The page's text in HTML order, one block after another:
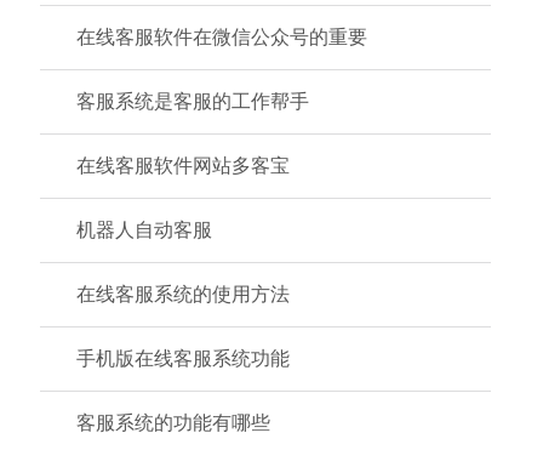
在线客服软件在微信公众号的重要
客服系统是客服的工作帮手
在线客服软件网站多客宝
机器人自动客服
在线客服系统的使用方法
手机版在线客服系统功能
客服系统的功能有哪些